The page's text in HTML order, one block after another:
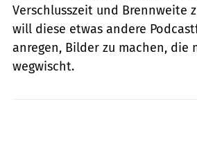
Verschlusszeit und Brennweite
will diese etwas andere
anregen, Bilder zu machen,
wegwischt.